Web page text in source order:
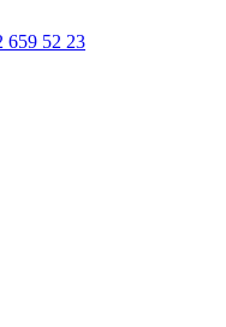
659 52 23